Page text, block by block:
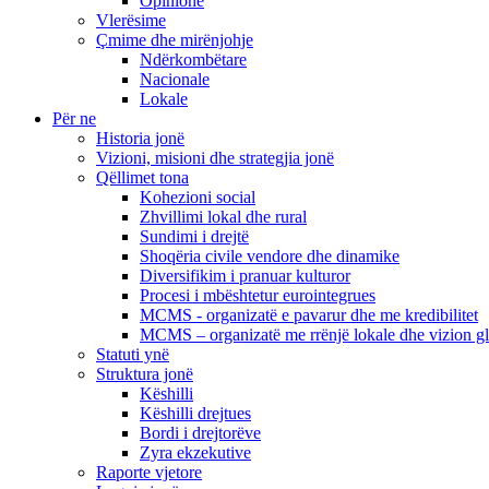
Vlerësime
Çmime dhe mirënjohje
Ndërkombëtare
Nacionale
Lokale
Për ne
Historia jonë
Vizioni, misioni dhe strategjia jonë
Qëllimet tona
Kohezioni social
Zhvillimi lokal dhe rural
Sundimi i drejtë
Shoqëria civile vendore dhe dinamike
Diversifikim i pranuar kulturor
Procesi i mbështetur eurointegrues
MCMS - organizatë e pavarur dhe me kredibilitet
MCMS – organizatë me rrënjë lokale dhe vizion
Statuti ynë
Struktura jonë
Këshilli
Këshilli drejtues
Bordi i drejtorëve
Zyra ekzekutive
Raporte vjetore